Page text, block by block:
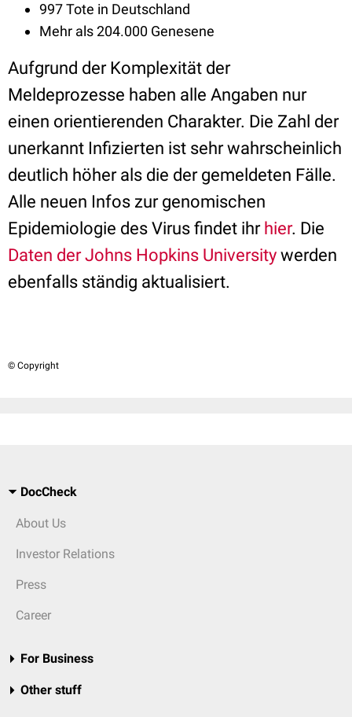
997 Tote in Deutschland
Mehr als 204.000 Genesene
Aufgrund der Komplexität der
Meldeprozesse haben alle Angaben nur
einen orientierenden Charakter. Die Zahl der
unerkannt Infizierten ist sehr wahrscheinlich
deutlich höher als die der gemeldeten Fälle.
Alle neuen Infos zur genomischen
Epidemiologie des Virus findet ihr hier. Die
Daten der Johns Hopkins University werden
ebenfalls ständig aktualisiert.
© Copyright
DocCheck
About Us
Investor Relations
Press
Career
For Business
Other stuff